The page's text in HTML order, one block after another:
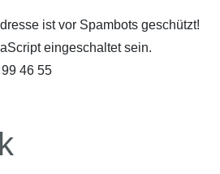
ist vor Spambots geschützt!
eingeschaltet sein.
46 55